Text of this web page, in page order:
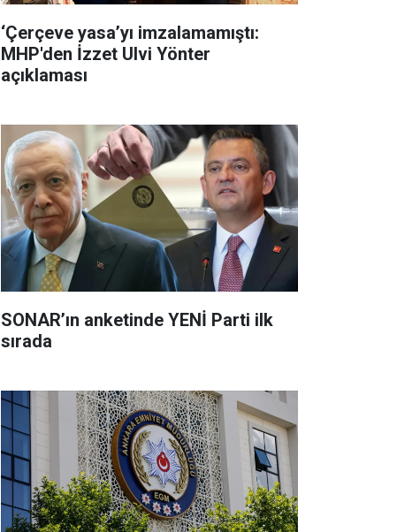
‘Çerçeve yasa’yı imzalamamıştı:
MHP'den İzzet Ulvi Yönter
açıklaması
SONAR’ın anketinde YENİ Parti ilk
sırada